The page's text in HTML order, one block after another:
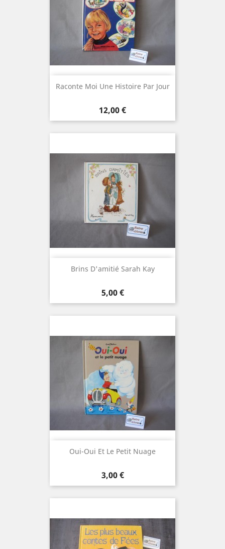
Raconte Moi Une Histoire Par Jour
Prix
12,00 €
Brins D'amitié Sarah Kay
Prix
5,00 €
Oui-Oui Et Le Petit Nuage
Prix
3,00 €